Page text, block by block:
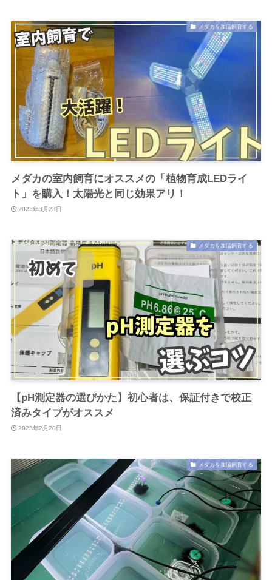
メダカを加温飼育する
メダカの室内飼育にオススメの「植物育成LEDライ
ト」を購入！太陽光と同じ効果アリ！
2023年3月23日
メダカを加温飼育する
【pH測定器の選びかた】初心者は、保証付きで校正
済みタイプがオススメ
2023年2月20日
メダカを加温飼育する